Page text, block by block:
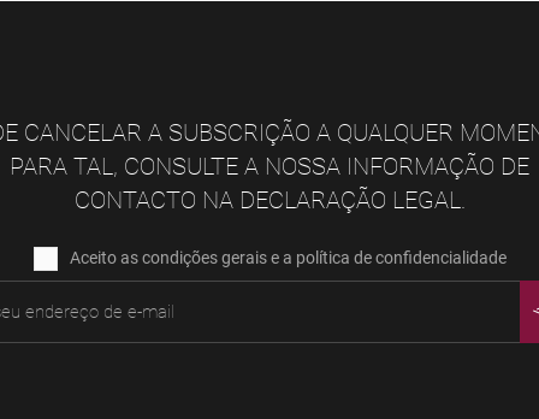
CANCELAR A SUBSCRIÇÃO A QUALQUER
PARA TAL, CONSULTE A NOSSA INFORMAÇÃO DE
CONTACTO NA DECLARAÇÃO LEGAL.
Aceito as condições gerais e a política de confidencialidade